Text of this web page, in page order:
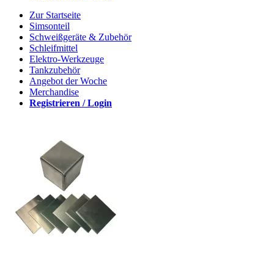
Zur Startseite
Simsonteil
Schweißgeräte & Zubehör
Schleifmittel
Elektro-Werkzeuge
Tankzubehör
Angebot der Woche
Merchandise
Registrieren / Login